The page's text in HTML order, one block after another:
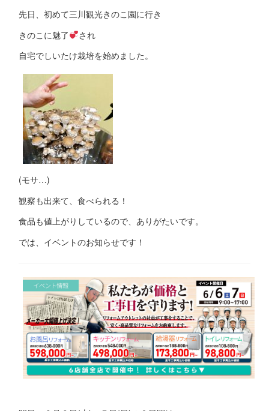
先日、初めて三川観光きのこ園に行き
きのこに魅了
され
自宅でしいたけ栽培を始めました。
(モサ…)
観察も出来て、食べられる！
食品も値上がりしているので、ありがたいです。
では、イベントのお知らせです！